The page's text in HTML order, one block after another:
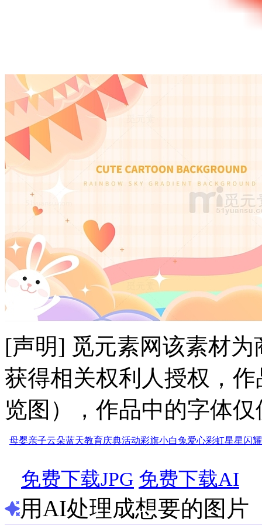
[声明] 觅元素网该素材
获得相关权利人授权，
览图），作品中的字体
母婴亲子云朵蓝天教育庆典活动彩旗小白兔爱心彩虹星星闪耀
免费下载JPG 免费下载AI
用AI处理成想要的图片